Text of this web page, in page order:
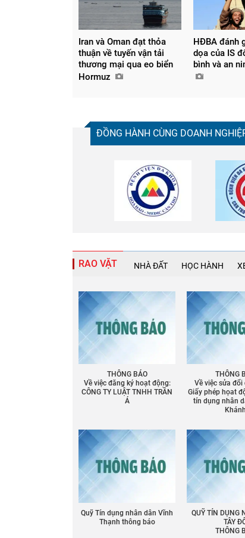
Iran và Oman đạt thỏa
thuận về tuyến vận tải
thương mại qua eo biển
Hormuz
HĐBA đánh
dọa của IS
bình và an
ĐỒNG HÀNH CÙNG DOANH
RAO VẶT NHÀ ĐẤT HỌC HÀNH
THÔNG BÁO
Về việc đăng ký hoạt động:
CÔNG TY LUẬT TNHH TRẦN
Á
THÔNG
Về việc sửa
Giấy phép họat
tín dụng nhân
Khánh
Quỹ Tín dụng nhân dân Vĩnh
Thạnh thông báo
QUỸ TÍN DỤNG
TÂY
THÔNG